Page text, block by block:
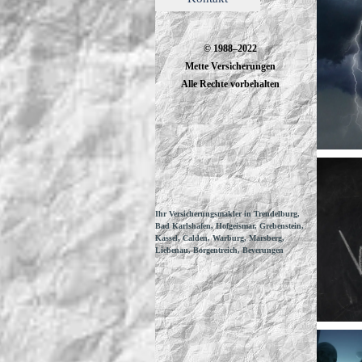
© 1988–2022
Mette Versicherungen
Alle Rechte vorbehalten
Ihr Versicherungsmakler in Trendelburg,
Bad Karlshafen, Hofgeismar, Grebenstein,
Kassel, Calden, Warburg, Marsberg,
Liebenau, Borgentreich, Beverungen